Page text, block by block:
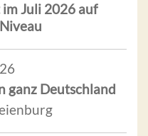
Juli 2026 auf
ganz Deutschland